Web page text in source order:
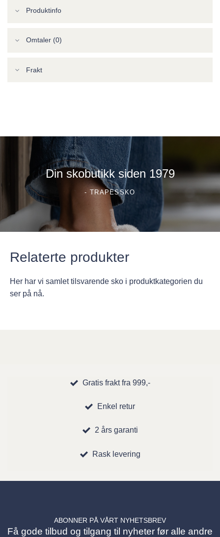
Produktinfo
Omtaler (0)
Frakt
Din skobutikk siden 1979
- TRAPESSKO
Relaterte produkter
Her har vi samlet tilsvarende sko i produktkategorien du
ser på nå.
Gratis frakt fra 999,-
Enkel retur
2 års garanti
Rask levering
ABONNER PÅ VÅRT NYHETSBREV
Få gode tilbud og tilgang til nyheter før alle andre